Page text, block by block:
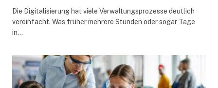
Die Digitalisierung hat viele Verwaltungsprozesse deutlich
vereinfacht. Was früher mehrere Stunden oder sogar Tage
in…